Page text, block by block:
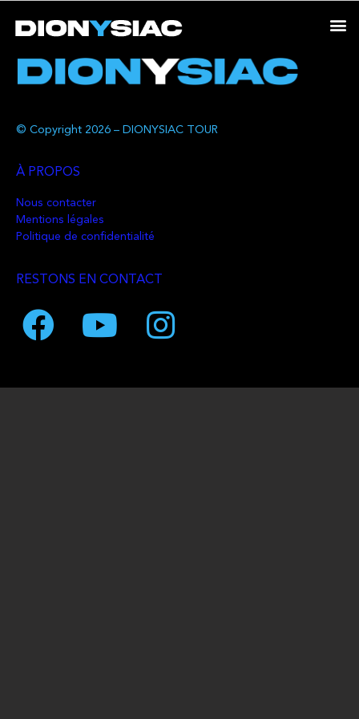
© Copyright 2026 – DIONYSIAC TOUR
À PROPOS
Nous contacter
Mentions légales
Politique de confidentialité
RESTONS EN CONTACT